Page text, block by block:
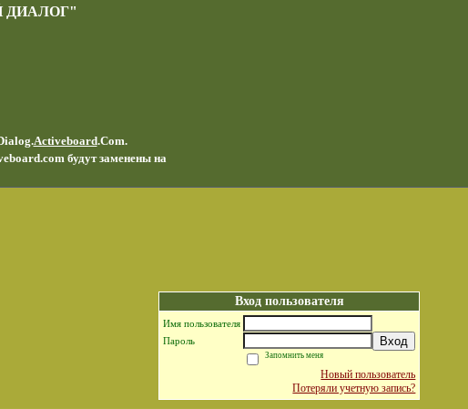
ДИАЛОГ"
Activeboard.Com.
будут заменены на
Вход пользователя
Имя пользователя
Пароль
Вход
Запомнить меня
Новый пользователь
Потеряли учетную запись?